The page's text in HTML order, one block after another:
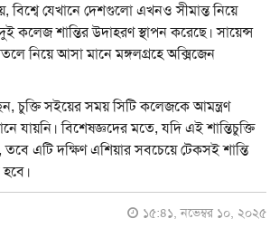
বিশ্বে যেখানে দেশগুলো এখনও সীমান্ত নিয়ে
কলেজ শান্তির উদাহরণ স্থাপন করেছে। সায়েন্স
নিয়ে আসা মানে মঙ্গলগ্রহে অক্সিজেন
চুক্তি সইয়ের সময় সিটি কলেজকে আমন্ত্রণ
যায়নি। বিশেষজ্ঞদের মতে, যদি এই শান্তিচুক্তি
এটি দক্ষিণ এশিয়ার সবচেয়ে টেকসই শান্তি
১৫:৪১, নভেম্বর ১০, ২০২৫